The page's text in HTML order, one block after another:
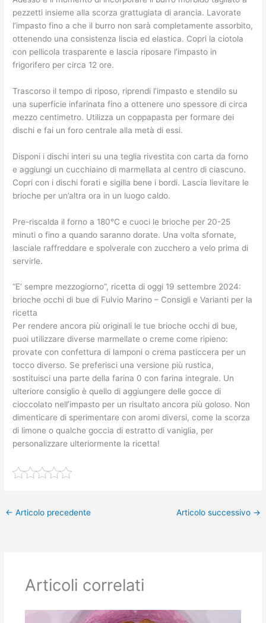
pezzetti insieme alla scorza grattugiata di arancia. Lavorate
l’impasto fino a che il burro non sarà completamente assorbito,
ottenendo una consistenza liscia ed elastica. Copri la ciotola
con pellicola trasparente e lascia riposare l’impasto in
frigorifero per circa 12 ore.
Trascorso il tempo di riposo, riprendi l’impasto e stendilo su
una superficie infarinata fino a ottenere uno spessore di circa
mezzo centimetro. Utilizza un coppapasta per formare dei
dischi e fai un foro centrale alla metà di essi.
Disponi i dischi interi su una teglia rivestita con carta da forno
e aggiungi un cucchiaino di marmellata al centro di ciascuno.
Copri con i dischi forati e sigilla bene i bordi. Lascia lievitare le
brioche per un’altra ora in un luogo caldo.
Pre-riscalda il forno a 180°C e cuoci le brioche per 20-25
minuti o fino a quando saranno dorate. Una volta sfornate,
lasciale raffreddare e spolverale con zucchero a velo prima di
servirle.
“E’ sempre mezzogiorno”, ricetta di oggi 19 settembre 2024:
brioche occhi di bue di Fulvio Marino – Consigli e Varianti per la
ricetta
Per rendere ancora più originali le tue brioche occhi di bue,
puoi utilizzare diverse marmellate o creme come ripieno:
provate con confettura di lamponi o crema pasticcera per un
tocco diverso. Se preferisci una versione più rustica,
sostituisci una parte della farina 0 con farina integrale. Un
ulteriore consiglio è quello di aggiungere delle gocce di
cioccolato nell’impasto per un risultato ancora più goloso. Non
dimenticare di sperimentare con aromi diversi, come la scorza
di limone o qualche goccia di estratto di vaniglia, per
personalizzare ulteriormente la ricetta!
← Articolo precedente Articolo successivo →
Articoli correlati